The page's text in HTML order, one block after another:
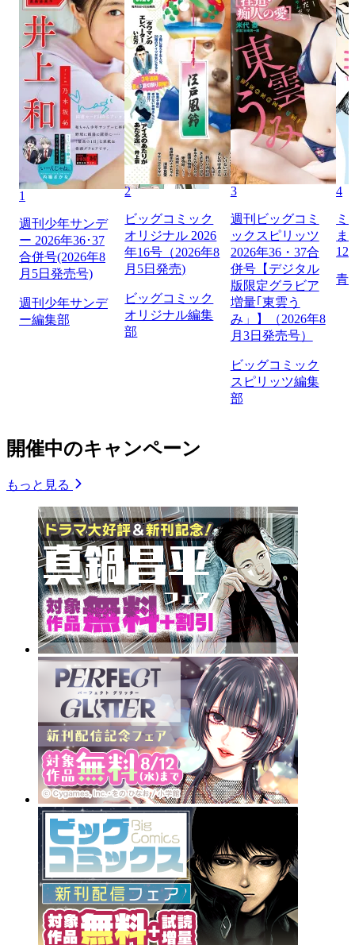
1
週刊少年サンデ
ー 2026年36･37
合併号(2026年8
月5日発売号)
週刊少年サンデ
ー編集部
2
ビッグコミック
オリジナル 2026
年16号（2026年8
月5日発売)
ビッグコミック
オリジナル編集
部
3
週刊ビッグコミ
ックスピリッツ
2026年36・37合
併号【デジタル
版限定グラビア
増量｢東雲う
み」】（2026年8
月3日発売号）
ビッグコミック
スピリッツ編集
部
4
ミ
ま
129
青
開催中のキャンペーン
もっと見る